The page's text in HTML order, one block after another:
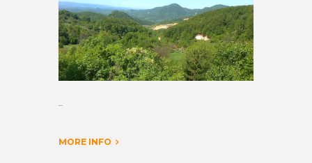
...
MORE INFO